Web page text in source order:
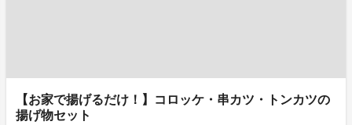
【お家で揚げるだけ！】コロッケ・串カツ・トンカツの
揚げ物セット